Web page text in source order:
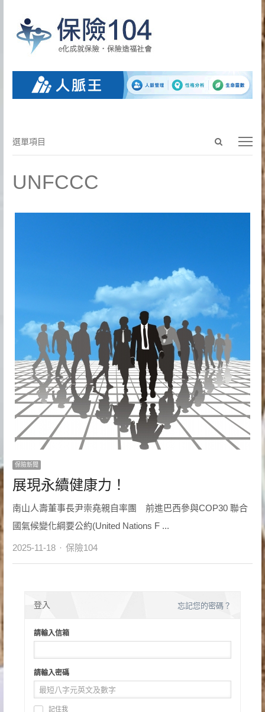
Open
search
選
目
選單項目
UNFCCC
保險新聞
展現永續健康力！
南山人壽董事長尹崇堯親自率團 前進巴西參與COP30 聯合
國氣候變化綱要公約(United Nations F ...
2025-11-18 Author
保險104
登入 忘記您的密碼？
請輸入信箱
請輸入密碼
記住我